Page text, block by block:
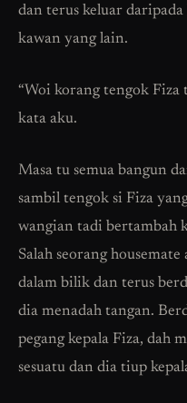
dan terus keluar
kawan yang lain.
“Woi korang tengok Fiza
kata aku.
Masa tu semua bangun
sambil tengok si Fiza
wangian tadi bertambah
Salah seorang
dalam bilik dan terus
dia menadah tangan.
pegang kepala Fiza, dah
sesuatu dan dia tiup